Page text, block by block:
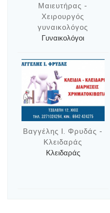
Μαιευτήρας -
Χειρουργός
γυναικολόγος
Γυναικολόγοι
Βαγγέλης Ι. Φρυδάς -
Κλειδαράς
Κλειδαράς